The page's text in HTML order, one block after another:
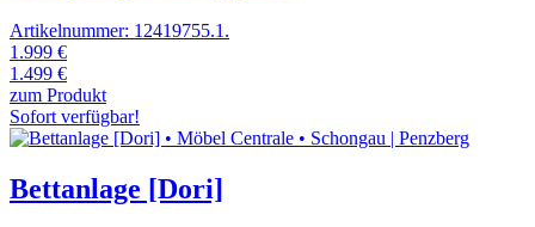
Artikelnummer: 12419755.1.
1.999 €
1.499 €
zum Produkt
Sofort verfügbar!
Bettanlage [Dori]